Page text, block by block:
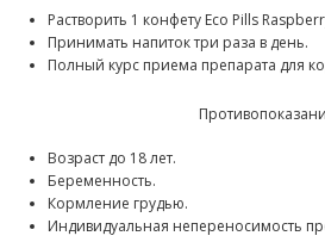
Растворить 1 конфету Eco Pills
Принимать напиток три раза в день.
Полный курс приема препарата для
Возраст до 18 лет.
Беременность.
Кормление грудью.
Индивидуальная непереносимость